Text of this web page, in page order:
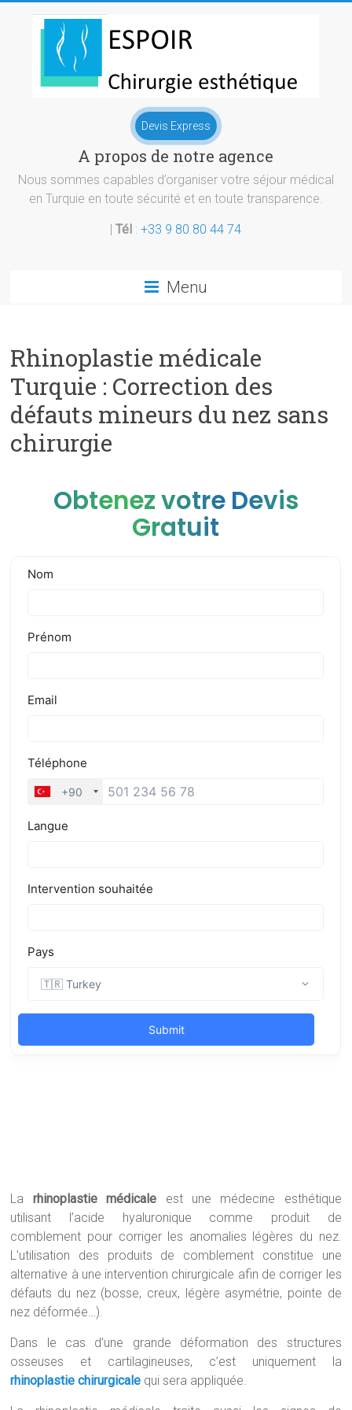
Chirurgie
esthetique
Turquie
Devis Express
A propos de notre agence
Nous sommes capables d’organiser votre séjour médical
en Turquie en toute sécurité et en toute transparence.
|Tél :+33 9 80 80 44 74
Menu
Rhinoplastie médicale
Turquie : Correction des
défauts mineurs du nez sans
chirurgie
Obtenez votre Devis
Gratuit
La rhinoplastie médicale est une médecine esthétique
utilisant l’acide hyaluronique comme produit de
comblement pour corriger les anomalies légères du nez.
L’utilisation des produits de comblement constitue une
alternative à une intervention chirurgicale afin de corriger les
défauts du nez (bosse, creux, légère asymétrie, pointe de
nez déformée…).
Dans le cas d’une grande déformation des structures
osseuses et cartilagineuses, c’est uniquement la
rhinoplastie chirurgicale qui sera appliquée.